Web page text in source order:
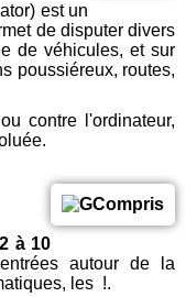
est un
de disputer divers
de véhicules, et sur
poussiéreux, routes,
contre l'ordinateur,
à 10
autour de la
les !.